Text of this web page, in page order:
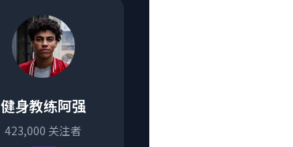
健身教练阿强
423,000 关注者